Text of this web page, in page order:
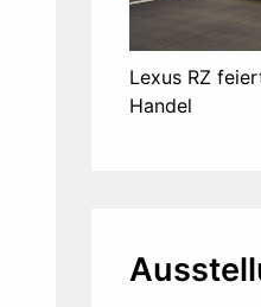
Lexus RZ
Handel